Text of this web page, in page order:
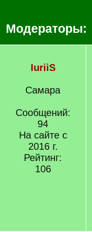
Модераторы:
IuriiS
Самара
Сообщений:
94
На сайте с
2016 г.
Рейтинг:
106